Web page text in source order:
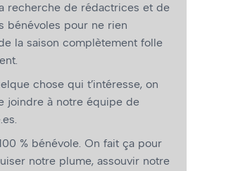
recherche de rédactrices et de
bénévoles pour ne rien
la saison complètement folle
chose qui t’intéresse, on
joindre à notre équipe de
% bénévole. On fait ça pour
notre plume, assouvir notre